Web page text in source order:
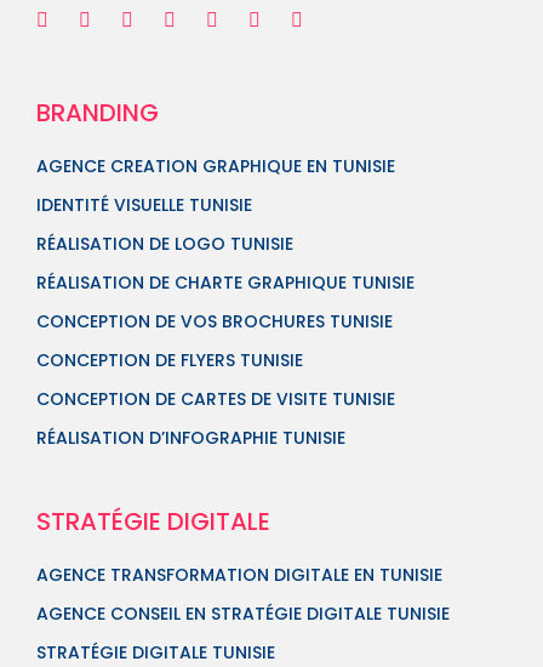
BRANDING
AGENCE CREATION GRAPHIQUE EN TUNISIE
IDENTITÉ VISUELLE TUNISIE
RÉALISATION DE LOGO TUNISIE
RÉALISATION DE CHARTE GRAPHIQUE TUNISIE
CONCEPTION DE VOS BROCHURES TUNISIE
CONCEPTION DE FLYERS TUNISIE
CONCEPTION DE CARTES DE VISITE TUNISIE
RÉALISATION D’INFOGRAPHIE TUNISIE
STRATÉGIE DIGITALE
AGENCE TRANSFORMATION DIGITALE EN TUNISIE
AGENCE CONSEIL EN STRATÉGIE DIGITALE TUNISIE
STRATÉGIE DIGITALE TUNISIE